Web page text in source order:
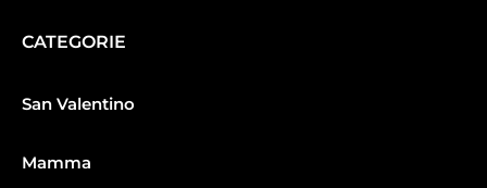
CATEGORIE
San Valentino
Mamma